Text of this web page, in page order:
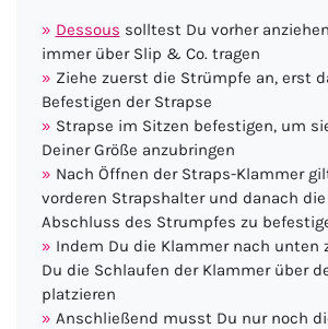
Dessous solltest Du vorher
immer über Slip & Co. tragen
Ziehe zuerst die Strümpfe an, erst
Befestigen der Strapse
Strapse im Sitzen befestigen, um
Deiner Größe anzubringen
Nach Öffnen der Straps-Klammer
vorderen Strapshalter und danach
Abschluss des Strumpfes zu
Indem Du die Klammer nach unten
Du die Schlaufen der Klammer über
platzieren
Anschließend musst Du nur noch